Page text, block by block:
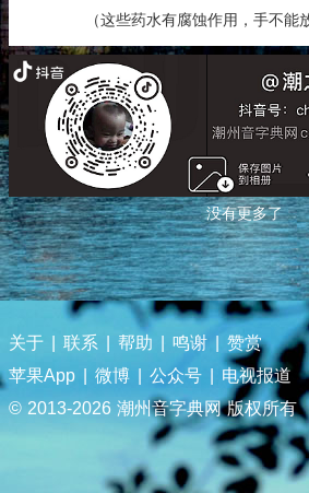
（这些药水有腐蚀作用，手不能
没有更多了
关于 联系 帮助 鸣谢
赞赏
苹果App
微博 公众号
电视报道
© 2013-2026 潮州音字典网 版权所有